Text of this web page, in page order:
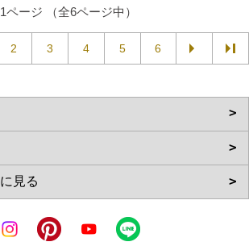
1ページ （全6ページ中）
2 3 4 5 6